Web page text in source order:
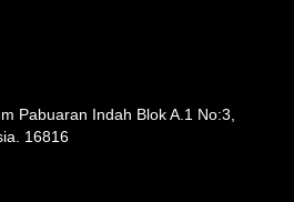
Pabuaran Indah Blok A.1 No:3,
16816